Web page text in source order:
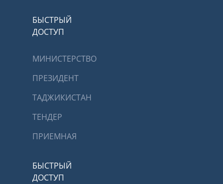
БЫСТРЫЙ
ДОСТУП
МИНИСТЕРСТВО
ПРЕЗИДЕНТ
ТАДЖИКИСТАН
ТЕНДЕР
ПРИЕМНАЯ
БЫСТРЫЙ
ДОСТУП